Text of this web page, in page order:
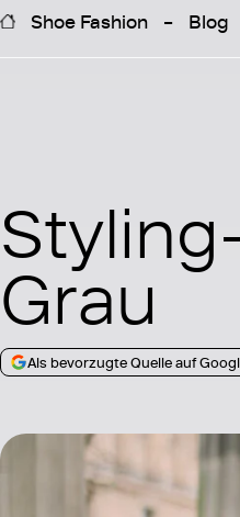
Shoe Fashion Blog
Grau
Als bevorzugte Quelle auf